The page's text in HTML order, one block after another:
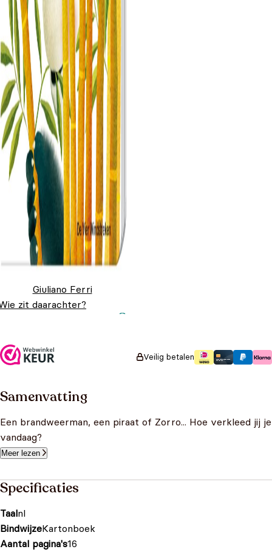
Giuliano Ferri
zit daarachter?
Veilig betalen
Samenvatting
Een brandweerman, een piraat of Zorro... Hoe verkleed jij je
vandaag?
Meer lezen
Specificaties
Taalnl
BindwijzeKartonboek
Aantal pagina's16